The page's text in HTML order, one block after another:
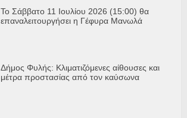
Το Σάββατο 11 Ιουλίου 2026 (15:00) θα
επαναλειτουργήσει η Γέφυρα Μανωλά
Δήμος Φυλής: Κλιματιζόμενες αίθουσες και
μέτρα προστασίας από τον καύσωνα